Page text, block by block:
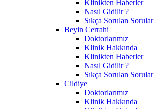
Klinikten Haberler
Nasıl Gidilir ?
Sıkça Sorulan Sorular
Beyin Cerrahi
Doktorlarımız
Klinik Hakkında
Klinikten Haberler
Nasıl Gidilir ?
Sıkça Sorulan Sorular
Cildiye
Doktorlarımız
Klinik Hakkında